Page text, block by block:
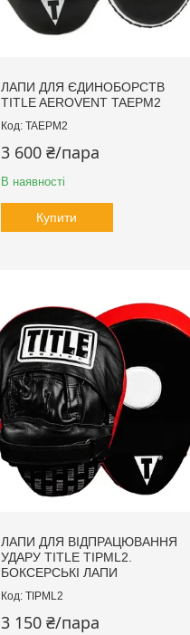
ЛАПИ ДЛЯ ЄДИНОБОРСТВ
TITLE AEROVENT TAEPM2
TAEPM2
3 600 ₴/пара
В наявності
Купити
ЛАПИ ДЛЯ ВІДПРАЦЮВАННЯ
УДАРУ TITLE TIPML2.
БОКСЕРСЬКІ ЛАПИ
TIPML2
3 150 ₴/пара